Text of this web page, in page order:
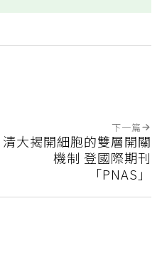
下一篇
清大揭開細胞的雙層開關
機制 登國際期刊
「PNAS」